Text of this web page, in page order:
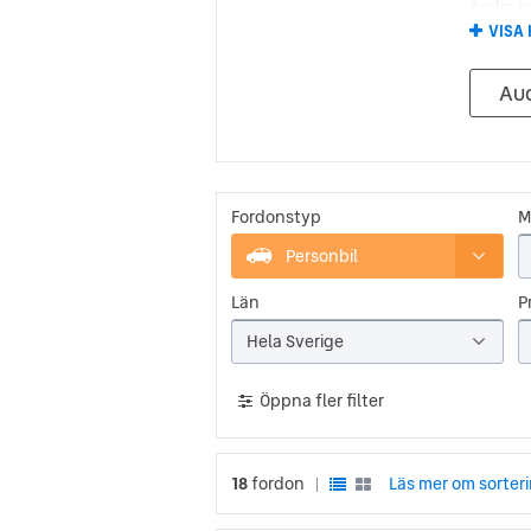
serier
Audis
varit,
sätter
VISA
Fordonstyp
Personbil
Län
Hela Sverige
Öppna fler filter
18fordon Läs mer om